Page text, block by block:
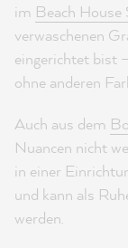
im Beach House
verwaschenen
eingerichtet bist
ohne anderen
Auch aus dem
Nuancen nicht
in einer
und kann als
werden.